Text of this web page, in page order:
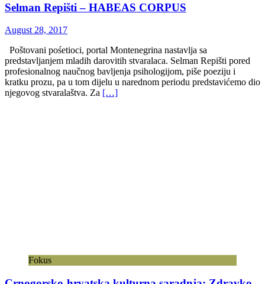
Selman Repišti – HABEAS CORPUS
August 28, 2017
Poštovani pośetioci, portal Montenegrina nastavlja sa
predstavljanjem mladih darovitih stvaralaca. Selman Repišti pored
profesionalnog naučnog bavljenja psihologijom, piše poeziju i
kratku prozu, pa u tom dijelu u narednom periodu predstavićemo dio
njegovog stvaralaštva. Za […]
Fokus